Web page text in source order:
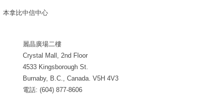
本拿比中信中心
麗晶廣場二樓
Crystal Mall, 2nd Floor
4533 Kingsborough St.
Burnaby, B.C., Canada. V5H 4V3
電話: (604) 877-8606